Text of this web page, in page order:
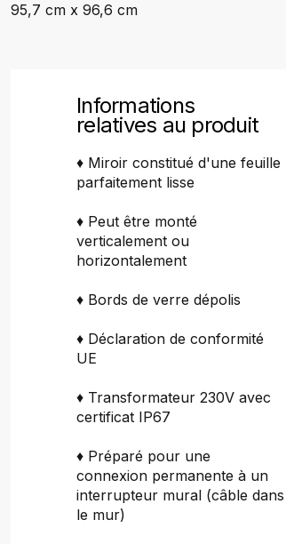
95,7 cm x 96,6 cm
Informations
relatives au produit
♦ Miroir constitué d'une feuille
parfaitement lisse
♦ Peut être monté
verticalement ou
horizontalement
♦ Bords de verre dépolis
♦ Déclaration de conformité
UE
♦ Transformateur 230V avec
certificat IP67
♦ Préparé pour une
connexion permanente à un
interrupteur mural (câble dans
le mur)